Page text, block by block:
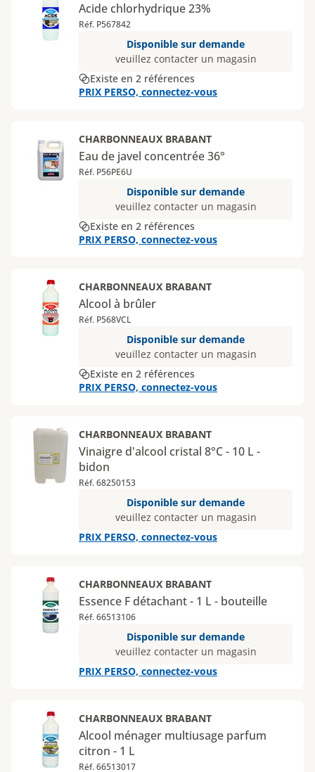
Acide chlorhydrique 23%
Réf. P567842
Disponible sur demande
veuillez contacter un magasin
Existe en 2 références
PRIX PERSO, connectez-vous
CHARBONNEAUX BRABANT
Eau de javel concentrée 36°
Réf. P56PE6U
Disponible sur demande
veuillez contacter un magasin
Existe en 2 références
PRIX PERSO, connectez-vous
CHARBONNEAUX BRABANT
Alcool à brûler
Réf. P568VCL
Disponible sur demande
veuillez contacter un magasin
Existe en 2 références
PRIX PERSO, connectez-vous
CHARBONNEAUX BRABANT
Vinaigre d'alcool cristal 8°C - 10 L -
bidon
Réf. 68250153
Disponible sur demande
veuillez contacter un magasin
PRIX PERSO, connectez-vous
CHARBONNEAUX BRABANT
Essence F détachant - 1 L - bouteille
Réf. 66513106
Disponible sur demande
veuillez contacter un magasin
PRIX PERSO, connectez-vous
CHARBONNEAUX BRABANT
Alcool ménager multiusage parfum
citron - 1 L
Réf. 66513017